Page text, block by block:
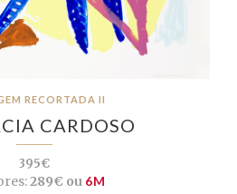
RECORTADA II
CARDOSO
395€
289€ ou 6M